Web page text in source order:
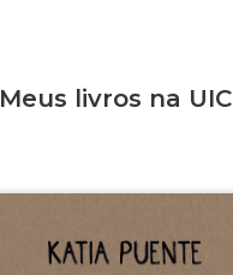
Meus livros na